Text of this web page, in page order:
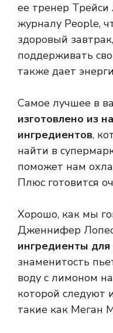
ее тренер Трейси
журналу People,
здоровый
поддерживать
также дает
Самое лучшее в
изготовлено из
ингредиентов,
найти в
поможет нам
Плюс готовится
Хорошо, как мы
Дженнифер
ингредиенты для
знаменитость
воду с лимоном
которой следуют
такие как Меган